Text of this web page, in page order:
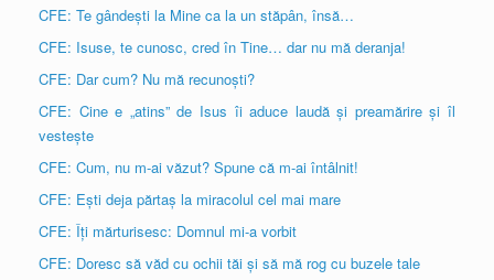
CFE: Te gândești la Mine ca la un stăpân, însă…
CFE: Isuse, te cunosc, cred în Tine… dar nu mă deranja!
CFE: Dar cum? Nu mă recunoști?
CFE: Cine e „atins” de Isus îi aduce laudă și preamărire și îl
vestește
CFE: Cum, nu m-ai văzut? Spune că m-ai întâlnit!
CFE: Ești deja părtaș la miracolul cel mai mare
CFE: Îți mărturisesc: Domnul mi-a vorbit
CFE: Doresc să văd cu ochii tăi și să mă rog cu buzele tale